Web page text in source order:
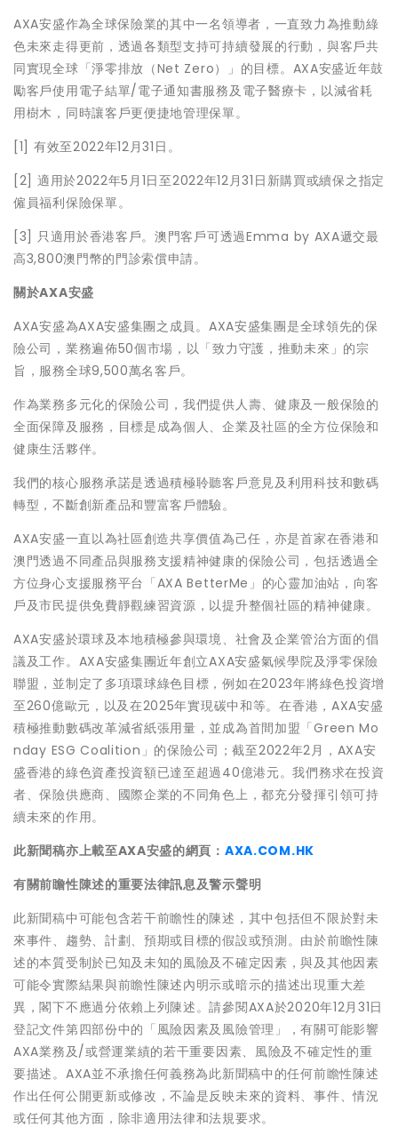
AXA安盛作為全球保險業的其中一名領導者，一直致力為推動綠
色未來走得更前，透過各類型支持可持續發展的行動，與客戶共
同實現全球「淨零排放（Net Zero）」的目標。AXA安盛近年鼓
勵客戶使用電子結單/電子通知書服務及電子醫療卡，以減省耗
用樹木，同時讓客戶更便捷地管理保單。
[1] 有效至2022年12月31日。
[2] 適用於2022年5月1日至2022年12月31日新購買或續保之指定
僱員福利保險保單。
[3] 只適用於香港客戶。澳門客戶可透過Emma by AXA遞交最
高3,800澳門幣的門診索償申請。
關於AXA安盛
AXA安盛為AXA安盛集團之成員。AXA安盛集團是全球領先的保
險公司，業務遍佈50個市場，以「致力守護，推動未來」的宗
旨，服務全球9,500萬名客戶。
作為業務多元化的保險公司，我們提供人壽、健康及一般保險的
全面保障及服務，目標是成為個人、企業及社區的全方位保險和
健康生活夥伴。
我們的核心服務承諾是透過積極聆聽客戶意見及利用科技和數碼
轉型，不斷創新產品和豐富客戶體驗。
AXA安盛一直以為社區創造共享價值為己任，亦是首家在香港和
澳門透過不同產品與服務支援精神健康的保險公司，包括透過全
方位身心支援服務平台「AXA BetterMe」的心靈加油站，向客
戶及市民提供免費靜觀練習資源，以提升整個社區的精神健康。
AXA安盛於環球及本地積極參與環境、社會及企業管治方面的倡
議及工作。AXA安盛集團近年創立AXA安盛氣候學院及淨零保險
聯盟，並制定了多項環球綠色目標，例如在2023年將綠色投資增
至260億歐元，以及在2025年實現碳中和等。在香港，AXA安盛
積極推動數碼改革減省紙張用量，並成為首間加盟「Green Mo
nday ESG Coalition」的保險公司；截至2022年2月，AXA安
盛香港的綠色資產投資額已達至超過40億港元。我們務求在投資
者、保險供應商、國際企業的不同角色上，都充分發揮引領可持
續未來的作用。
此新聞稿亦上載至AXA安盛的網頁： AXA.COM.HK
有關前瞻性陳述的重要法律訊息及警示聲明
此新聞稿中可能包含若干前瞻性的陳述，其中包括但不限於對未
來事件、趨勢、計劃、預期或目標的假設或預測。由於前瞻性陳
述的本質受制於已知及未知的風險及不確定因素，與及其他因素
可能令實際結果與前瞻性陳述內明示或暗示的描述出現重大差
異，閣下不應過分依賴上列陳述。請參閱AXA於2020年12月31日
登記文件第四部份中的「風險因素及風險管理」，有關可能影響
AXA業務及/或營運業績的若干重要因素、風險及不確定性的重
要描述。AXA並不承擔任何義務為此新聞稿中的任何前瞻性陳述
作出任何公開更新或修改，不論是反映未來的資料、事件、情況
或任何其他方面，除非適用法律和法規要求。